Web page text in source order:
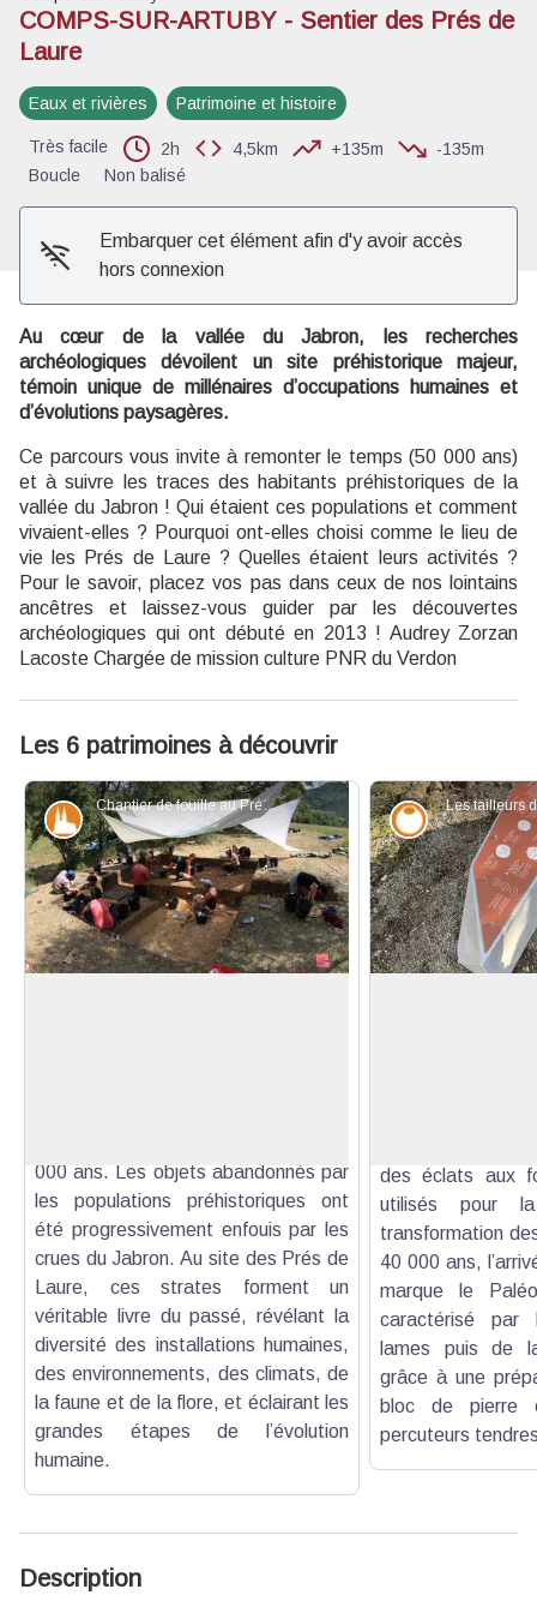
Voir l'image en plein écran
COMPS-SUR-ARTUBY - Sentier des Prés de
Laure
Eaux et rivières Patrimoine et histoire
Très facile 2h 4,5km +135m
-135m
Boucle
Non balisé
Embarquer cet élément afin d'y avoir accès
hors connexion
Au cœur de la vallée du Jabron, les recherches
archéologiques dévoilent un site préhistorique majeur,
témoin unique de millénaires d’occupations humaines et
d’évolutions paysagères.
Ce parcours vous invite à remonter le temps (50 000 ans)
et à suivre les traces des habitants préhistoriques de la
vallée du Jabron ! Qui étaient ces populations et comment
vivaient-elles ? Pourquoi ont-elles choisi comme le lieu de
vie les Prés de Laure ? Quelles étaient leurs activités ?
Pour le savoir, placez vos pas dans ceux de nos lointains
ancêtres et laissez-vous guider par les découvertes
archéologiques qui ont débuté en 2013 ! Audrey Zorzan
Lacoste Chargée de mission culture PNR du Verdon
Les 6 patrimoines à découvrir
Chantier de fouille au Pré de Laure - ©Guillaume Porraz
Patrimoine et histoire
000 ans. Les objets abandonnés par
les populations préhistoriques ont
été progressivement enfouis par les
crues du Jabron. Au site des Prés de
Laure, ces strates forment un
véritable livre du passé, révélant la
diversité des installations humaines,
des environnements, des climats, de
la faune et de la flore, et éclairant les
grandes étapes de l’évolution
humaine.
Les tailleurs
Savoir-faire
des éclats aux
utilisés pour
transformation
40 000 ans,
marque le
caractérisé par
lames puis de
grâce à une
bloc de pierre
percuteurs
Description